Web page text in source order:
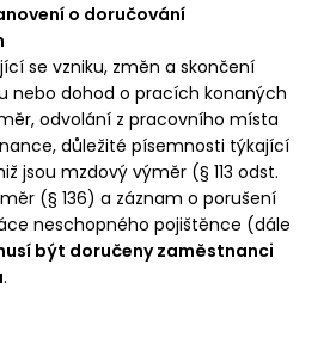
o doručování
se vzniku, změn a skončení
nebo dohod o pracích konaných
odvolání z pracovního místa
důležité písemnosti týkající
jsou mzdový výměr (§ 113 odst.
(§ 136) a záznam o porušení
neschopného pojištěnce (dále
být doručeny zaměstnanci
.